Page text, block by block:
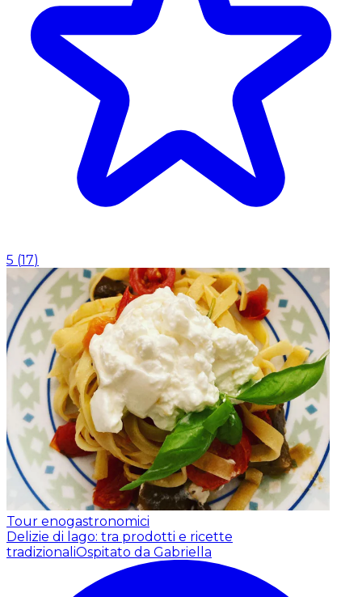
5 (17)
Tour enogastronomici
Delizie di lago: tra prodotti e ricette
tradizionaliOspitato da Gabriella